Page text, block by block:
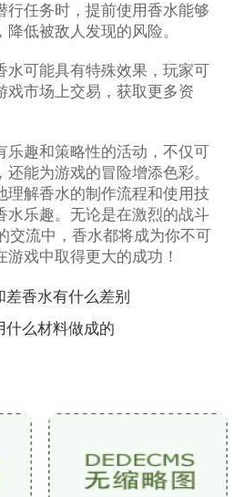
行任务时，提前使用香水能够
低被敌人发现的风险。
水可能具有特殊效果，玩家可
戏市场上交易，获取更多资
乐趣和策略性的活动，不仅可
能为游戏的冒险增添色彩。
理解香水的制作流程和使用技
水乐趣。无论是在激烈的战斗
交流中，香水都将成为你不可
戏中取得更大的成功！
差香水有什么差别
什么材料做成的